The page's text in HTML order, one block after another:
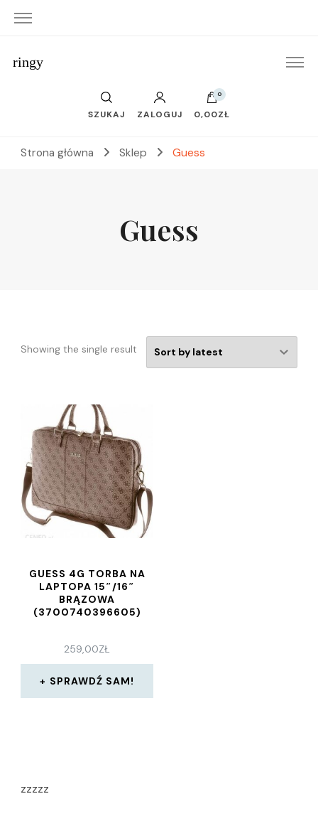
ringy
SZUKAJ ZALOGUJ
0
0,00ZŁ
Strona główna Sklep Guess
Guess
Showing the single result
GUESS 4G TORBA NA
LAPTOPA 15″/16″
BRĄZOWA
(3700740396605)
259,00ZŁ
SPRAWDŹ SAM!
zzzzz